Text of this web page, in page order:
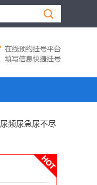
尿频尿急尿不尽